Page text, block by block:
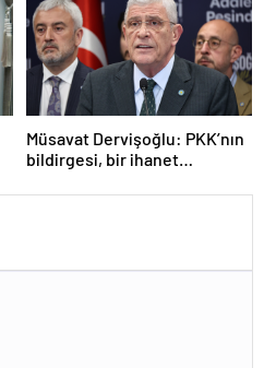
Müsavat Dervişoğlu: PKK’nın
bildirgesi, bir ihanet